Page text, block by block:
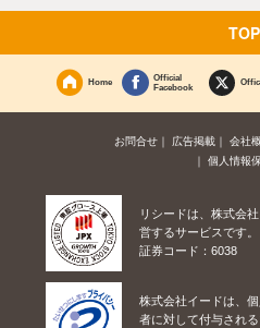
TOP
Home
Official
Facebook
お問合せ 広告掲載 会社
個人情報
リシードは、株式会
営するサービスです。
証券コード：6038
株式会社イードは、
者に対して付与され